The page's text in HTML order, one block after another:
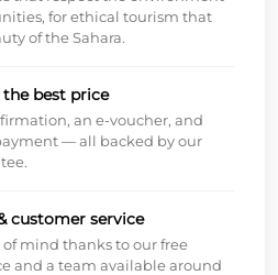
for ethical tourism that
of the Sahara.
best price
an e-voucher, and
— all backed by our
customer service
of mind thanks to our free
and a team available around